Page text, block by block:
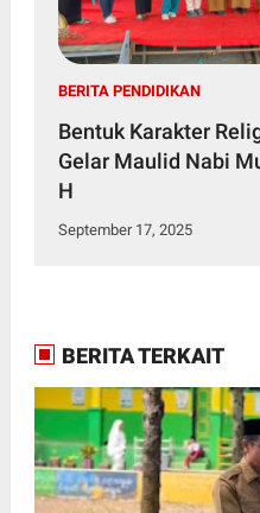
BERITA PENDIDIKAN
Bentuk Karakter
Gelar Maulid Nabi
H
September 17, 2025
BERITA TERKAIT